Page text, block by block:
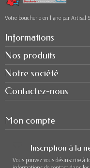
Votre boucherie en ligne par Artisal
Informations
Nos produits
Notre société
Contactez-nous
Mon compte
Inscription à la
Vous pouvez vous désinscrire à